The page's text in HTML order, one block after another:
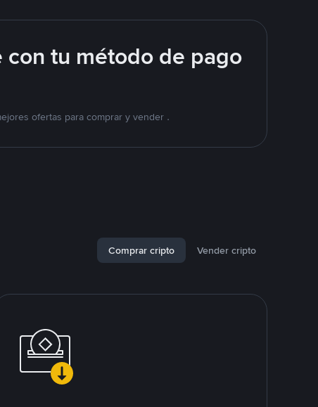
tu método de pago
ofertas para comprar y vender .
Comprar cripto Vender cripto